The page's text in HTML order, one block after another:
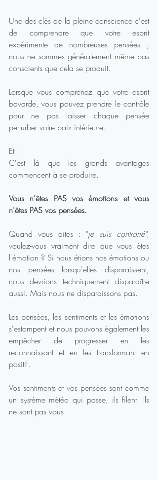
Une des clés de la pleine conscience c'est
de comprendre que votre esprit
expérimente de nombreuses pensées ;
nous ne sommes généralement même pas
conscients que cela se produit.
Lorsque vous comprenez que votre esprit
bavarde, vous pouvez prendre le contrôle
pour ne pas laisser chaque pensée
perturber votre paix intérieure.
Et :
C'est là que les grands avantages
commencent à se produire.
Vous n'êtes PAS vos émotions et vous
n'êtes PAS vos pensées.
Quand vous dites : "je suis contrarié",
voulez-vous vraiment dire que vous êtes
l'émotion ? Si nous étions nos émotions ou
nos pensées lorsqu'elles disparaissent,
nous devrions techniquement disparaître
aussi. Mais nous ne disparaissons pas.
Les pensées, les sentiments et les émotions
s'estompent et nous pouvons également les
empêcher de progresser en les
reconnaissant et en les transformant en
positif.
Vos sentiments et vos pensées sont comme
un système météo qui passe, ils filent. Ils
ne sont pas vous.